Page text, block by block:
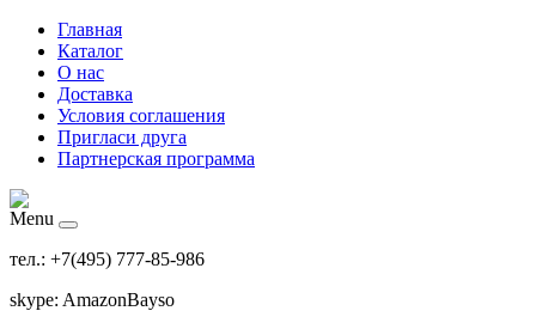
Главная
Каталог
О нас
Доставка
Условия соглашения
Пригласи друга
Партнерская программа
Menu
тел.: +7(495) 777-85-986
skype: AmazonBayso